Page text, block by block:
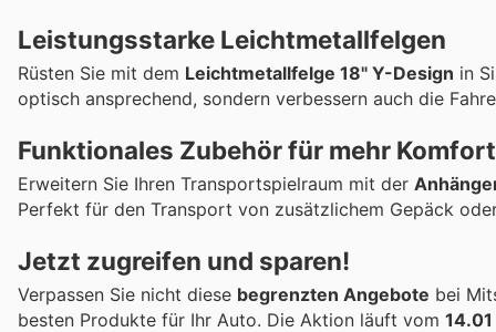
Leistungsstarke Leichtmetallfelgen
Rüsten Sie mit dem Leichtmetallfelge 18" Y-Design in
optisch ansprechend, sondern verbessern auch die
Funktionales Zubehör für mehr Komfort
Erweitern Sie Ihren Transportspielraum mit der
Perfekt für den Transport von zusätzlichem Gepäck
Jetzt zugreifen und sparen!
Verpassen Sie nicht diese begrenzten Angebote bei
besten Produkte für Ihr Auto. Die Aktion läuft vom 14.01